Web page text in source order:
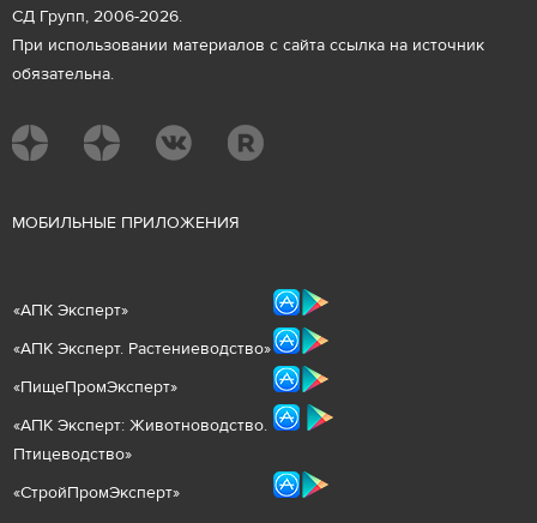
СД Групп, 2006-2026.
При использовании материалов с сайта ссылка на источник
обязательна.
МОБИЛЬНЫЕ ПРИЛОЖЕНИЯ
«АПК Эксперт»
«АПК Эксперт. Растениеводство»
«ПищеПромЭксперт»
«АПК Эксперт: Животноводство.
Птицеводство»
«СтройПромЭксперт»